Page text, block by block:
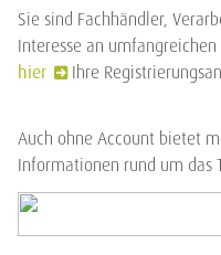
Sie sind Fachhändler,
Interesse an
hier
Ihre
Auch ohne Account bietet
Informationen rund um das